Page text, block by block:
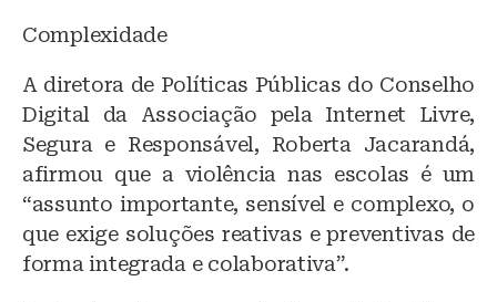
Complexidade
A diretora de Políticas Públicas do Conselho
Digital da Associação pela Internet Livre,
Segura e Responsável, Roberta Jacarandá,
afirmou que a violência nas escolas é um
“assunto importante, sensível e complexo, o
que exige soluções reativas e preventivas de
forma integrada e colaborativa”.